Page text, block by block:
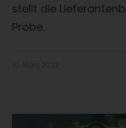
stellt die
Probe.